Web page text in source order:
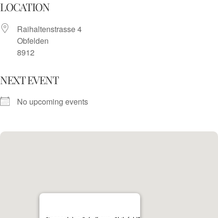
Skip
content
LOCATION
Raihaltenstrasse 4
Obfelden
8912
NEXT EVENT
No upcoming events